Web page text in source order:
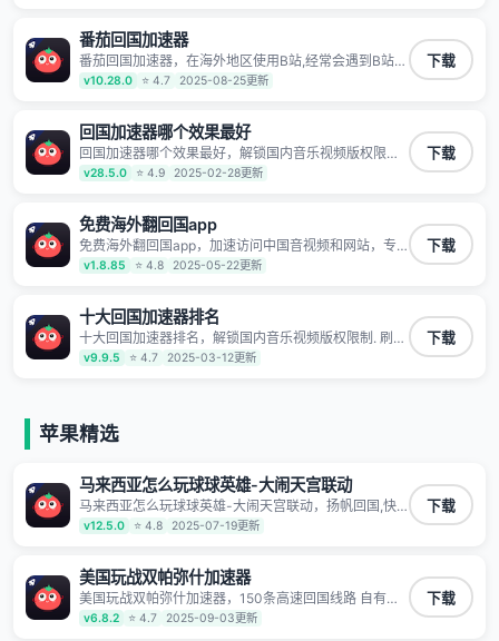
番茄回国加速器
番茄回国加速器，在海外地区使用B站,经常会遇到B站地
区版权限制/网络IP屏蔽,缓冲卡顿等问题,使用我们的哔
哩哔哩专用回国VPN,可加速解决各类网络问题,一键网络
7*24小时服务。
v10.28.0 ⭐ 4.7 2025-08-25更新
下载
回国加速器哪个效果最好
回国加速器哪个效果最好，解锁国内音乐视频版权限制.
刷剧不卡，高清秒开. 有效降低国服游戏延迟. 提升国内
主流应用访问速度 ; 独创加速黑科技 · 海量边缘. 动态多
v28.5.0 ⭐ 4.9 2025-02-28更新
下载
免费海外翻回国app
免费海外翻回国app，加速访问中国音视频和网站，专
业回国加速器，帮你加速访问优酷、bilibili、腾讯视频、
爱奇艺等，加速国服游戏，例如原神、阴阳师、和平精
明日方舟、战双帕弥什、sky光·遇、另一个伊甸园等国
内各种服务,回国加速器致力于帮助海外华人和留学生、
港澳台地区用户提供最好的回国游戏和音乐视频加速服
务，可以在海外或港澳台地区流畅加速国服游戏和音视
等主流网站应用解除限制，带你穿梭加速回国。目前已
有上百万用户，用户整体好评95%以上，一对一在线客
v1.8.85 ⭐ 4.8 2025-05-22更新
下载
十大回国加速器排名
十大回国加速器排名，解锁国内音乐视频版权限制. 刷剧
不卡，高清秒开. 有效降低国服游戏延迟. 提升国内主流
应用访问速度 ; 独创加速黑科技 · 海量边缘. 动态多线. 智
v9.9.5 ⭐ 4.7 2025-03-12更新
下载
苹果精选
马来西亚怎么玩球球英雄-大闹天宫联动
马来西亚怎么玩球球英雄-大闹天宫联动，扬帆回国,快
人一步 1100万海外华人都在用的音乐视频回国加速器
Android iOS Windows Mac TV VIP 支持多种加速场景
锁加速腾讯视频、爱奇艺、哔哩哔哩和优酷视频,在国外
也能畅快追剧!
v12.5.0 ⭐ 4.8 2025-07-19更新
下载
美国玩战双帕弥什加速器
美国玩战双帕弥什加速器，150条高速回国线路 自有高
速中转节点 无需注册 一键连接 提供高速线路 应用内直
达视频音乐app,快人一步 应用模式 App互不干扰 不间断
v6.8.2 ⭐ 4.7 2025-09-03更新
下载